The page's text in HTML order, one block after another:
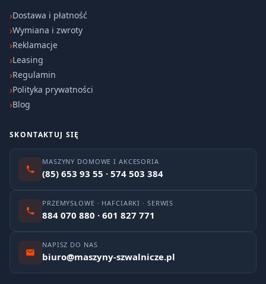
Dostawa i płatność
Wymiana i zwroty
Reklamacje
Leasing
Regulamin
Polityka prywatności
Blog
SKONTAKTUJ SIĘ
MASZYNY DOMOWE I AKCESORIA
(85) 653 93 55 · 574 503 384
PRZEMYSŁOWE · HAFCIARKI · SERWIS
884 070 880 · 601 827 771
NAPISZ DO NAS
biuro@maszyny-szwalnicze.pl